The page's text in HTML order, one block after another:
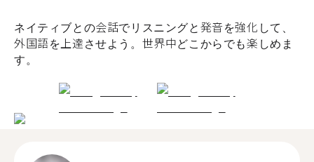
ネイティブとの会話でリスニングと発音を強化して、
外国語を上達させよう。世界中どこからでも楽しめま
す。